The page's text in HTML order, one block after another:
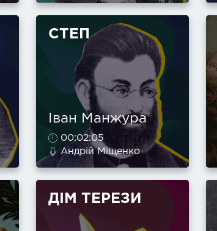
СТЕП
Іван Манжура
00:02:05
Андрій Міщенко
ДІМ ТЕРЕЗИ